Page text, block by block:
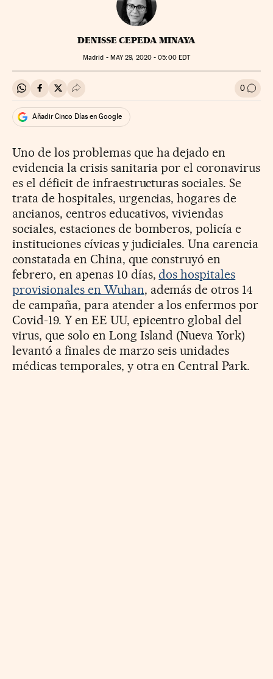
DENISSE CEPEDA MINAYA
Madrid - MAY29, 2020 - 05:00EDT
Compartir en Whatsapp
Compartir en Facebook
Compartir en Twitter
Desplegar Redes Sociales 0 Ir a
Añadir Cinco Días en Google
Uno de los problemas que ha dejado en
evidencia la crisis sanitaria por el coronavirus
es el déficit de infraestructuras sociales. Se
trata de hospitales, urgencias, hogares de
ancianos, centros educativos, viviendas
sociales, estaciones de bomberos, policía e
instituciones cívicas y judiciales. Una carencia
constatada en China, que construyó en
febrero, en apenas 10 días,dos hospitales
provisionales en Wuhan, además de otros 14
de campaña, para atender a los enfermos por
Covid-19. Y en EE UU, epicentro global del
virus, que solo en Long Island (Nueva York)
levantó a finales de marzo seis unidades
médicas temporales, y otra en Central Park.